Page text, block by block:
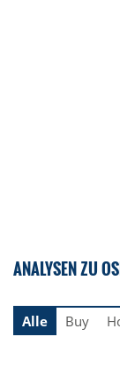
ANALYSEN ZU
Alle
Buy